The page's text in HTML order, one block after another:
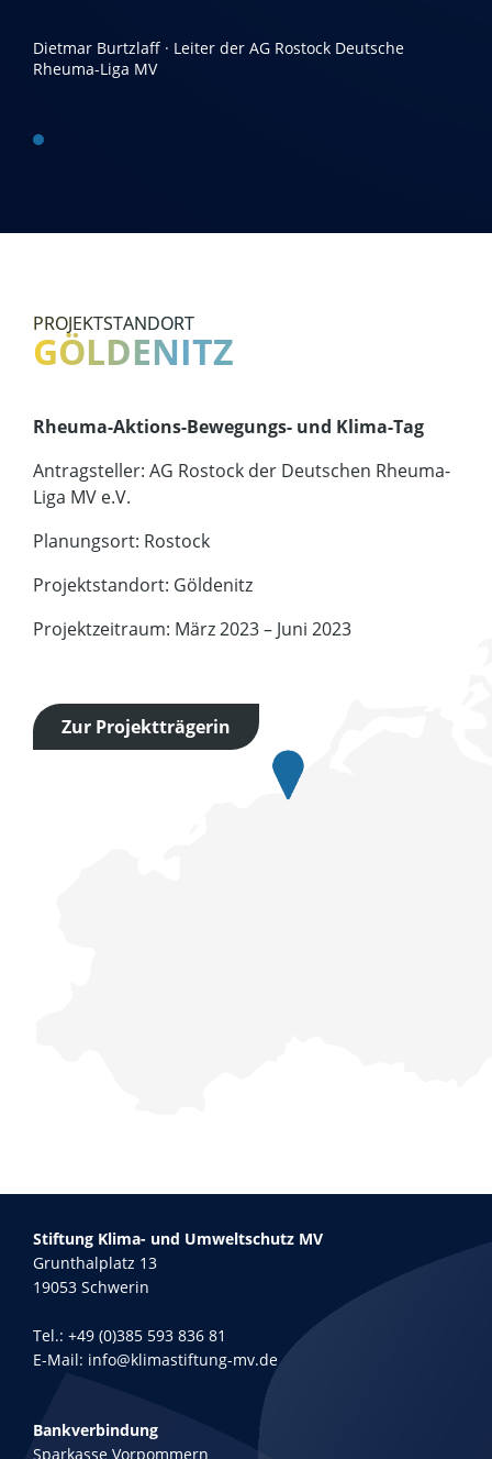
Dietmar Burtzlaff · Leiter der AG Rostock Deutsche
Rheuma-Liga MV
PROJEKTSTANDORT
GÖLDENITZ
Rheuma-Aktions-Bewegungs- und Klima-Tag
Antragsteller: AG Rostock der Deutschen Rheuma-
Liga MV e.V.
Planungsort: Rostock
Projektstandort: Göldenitz
Projektzeitraum: März 2023 – Juni 2023
Zur Projektträgerin
Stiftung Klima- und Umweltschutz MV
Grunthalplatz 13
19053 Schwerin
Tel.: +49 (0)385 593 836 81
E-Mail: info@klimastiftung-mv.de
Bankverbindung
Sparkasse Vorpommern